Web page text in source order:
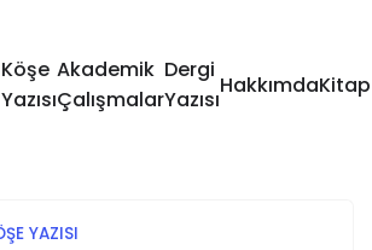
Köşe
Yazısı
Akademik
Çalışmalar
Dergi
Yazısı
HakkımdaKitap
YAZISI